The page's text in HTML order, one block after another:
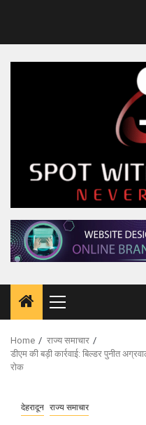
Primary
Menu
Home
राज्य समाचार
डीएम की बड़ी कार्रवाई: बिल्डर पुनीत
रोक
देहरादून राज्य समाचार